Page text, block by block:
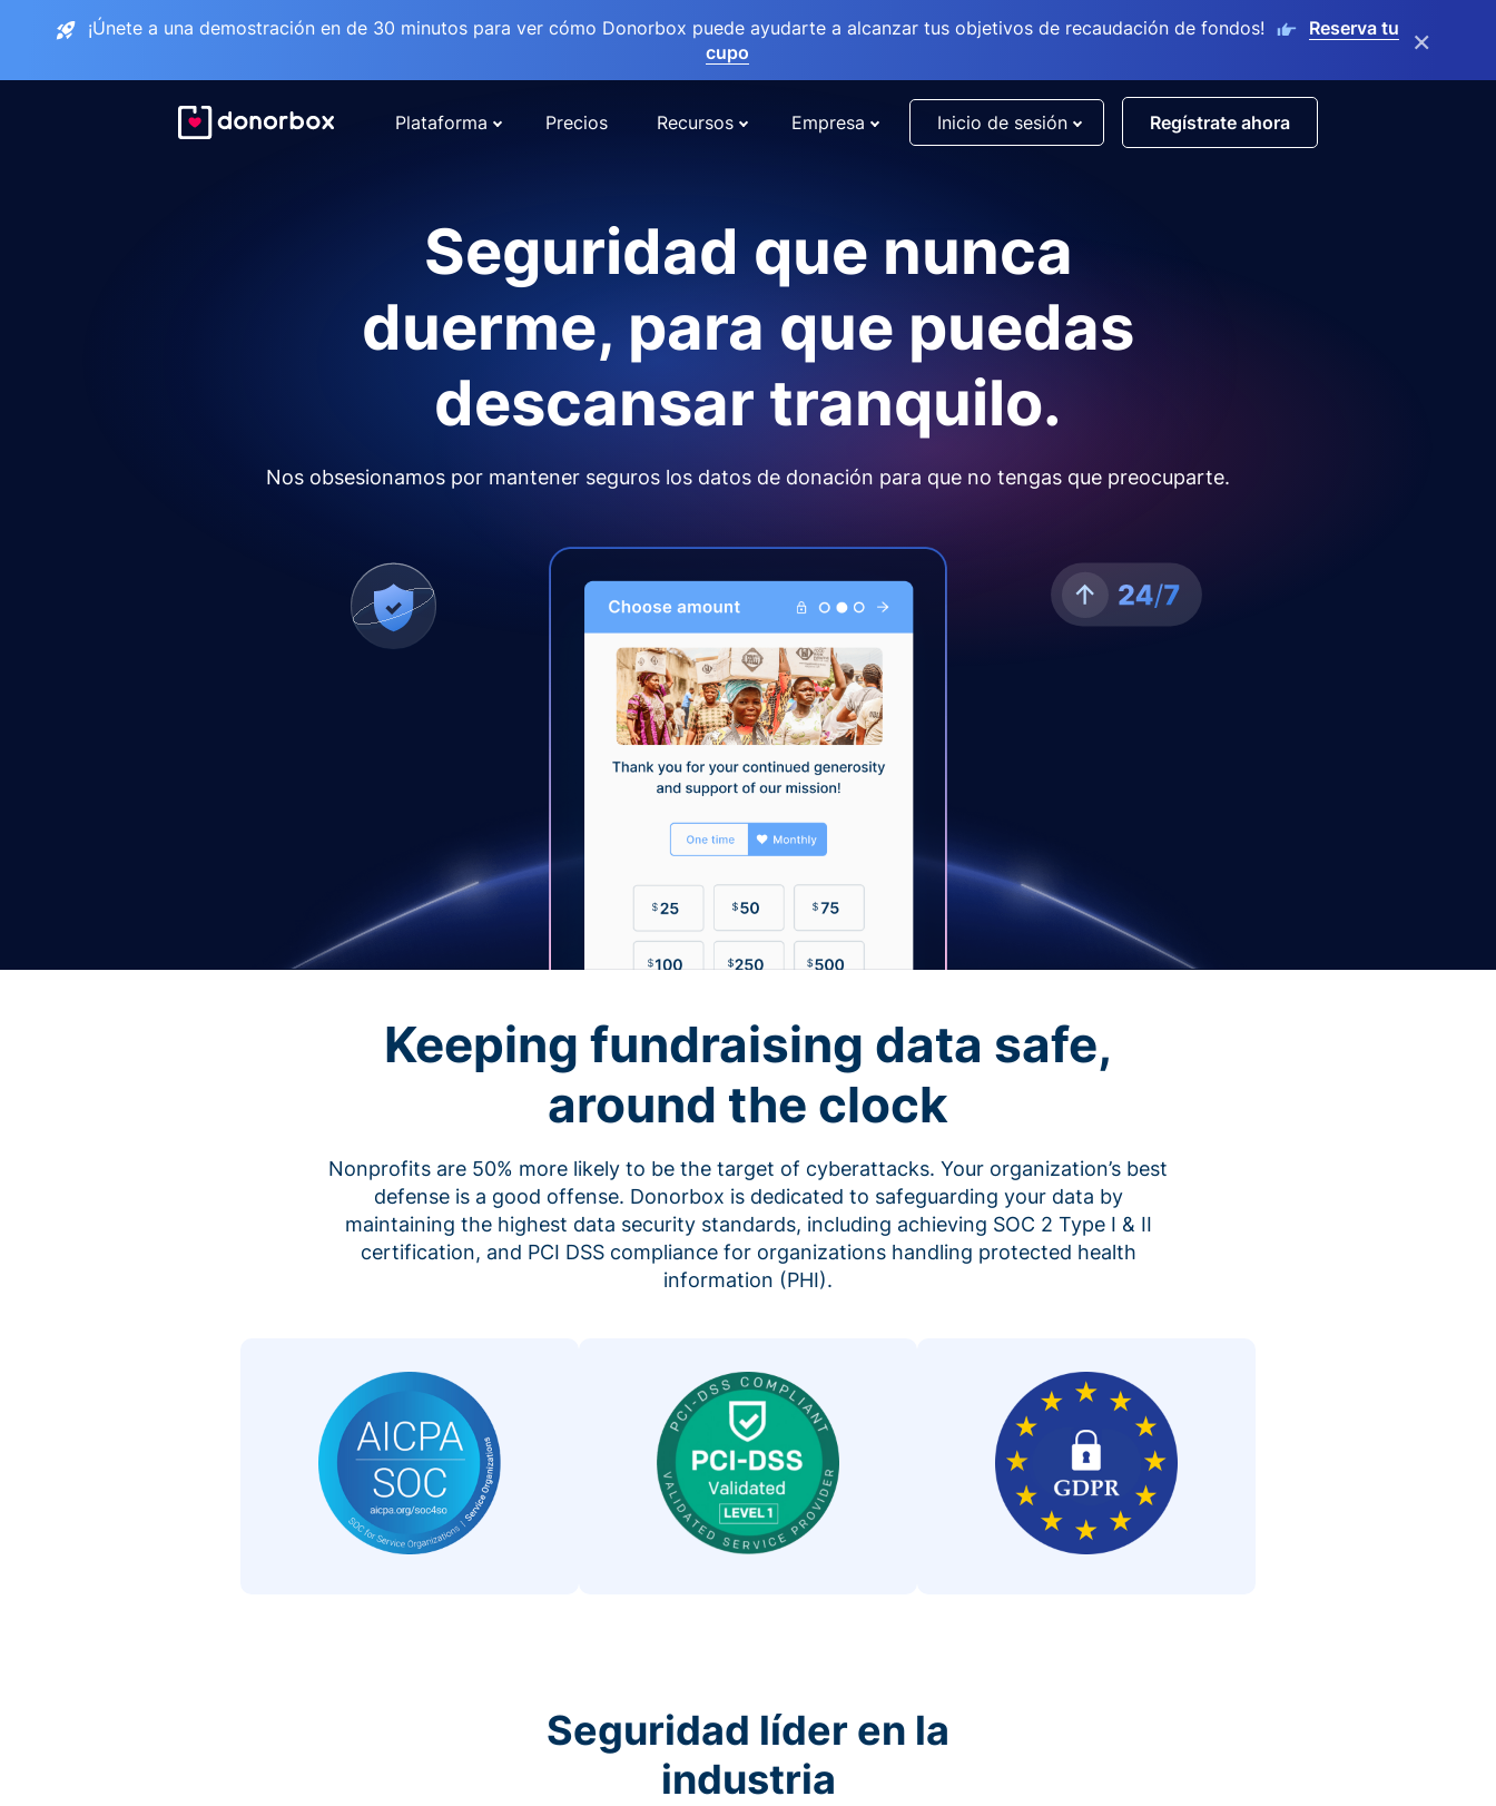
¡Únete a una demostración en de 30 minutos para ver cómo Donorbox puede ayudarte a alcanzar tus objetivos de recaudación de fondos!
Reserva tu
cupo
×
Plataforma Precios Recursos Empresa Inicio de sesión Regístrate ahora
Seguridad que nunca
duerme, para que puedas
descansar tranquilo.
Nos obsesionamos por mantener seguros los datos de donación para que no tengas que preocuparte.
Keeping fundraising data safe,
around the clock
Nonprofits are 50% more likely to be the target of cyberattacks. Your organization’s best
defense is a good offense. Donorbox is dedicated to safeguarding your data by
maintaining the highest data security standards, including achieving SOC 2 Type I & II
certification, and PCI DSS compliance for organizations handling protected health
information (PHI).
Seguridad líder en la
industria